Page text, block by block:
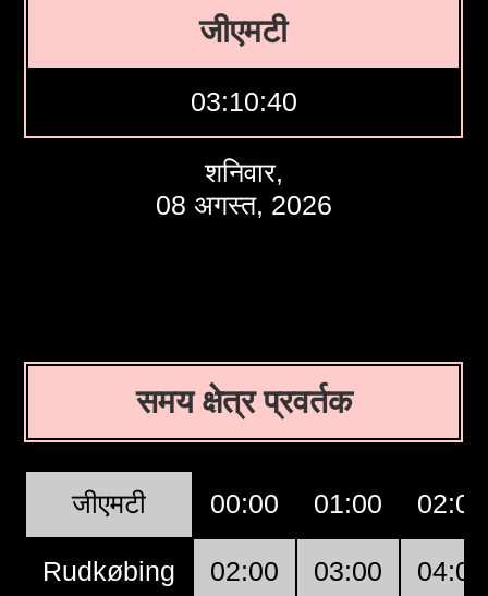
जीएमटी
03:10:40
शनिवार,
08 अगस्त, 2026
समय क्षेत्र प्रवर्तक
जीएमटी 00:00 01:00 02:00
Rudkøbing 02:00 03:00 04:00